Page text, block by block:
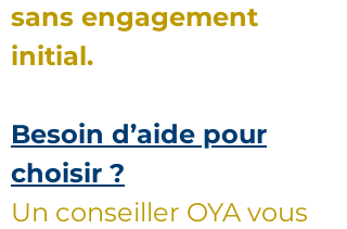
sans engagement
initial.
Besoin d’aide pour
choisir ?
Un conseiller OYA vous